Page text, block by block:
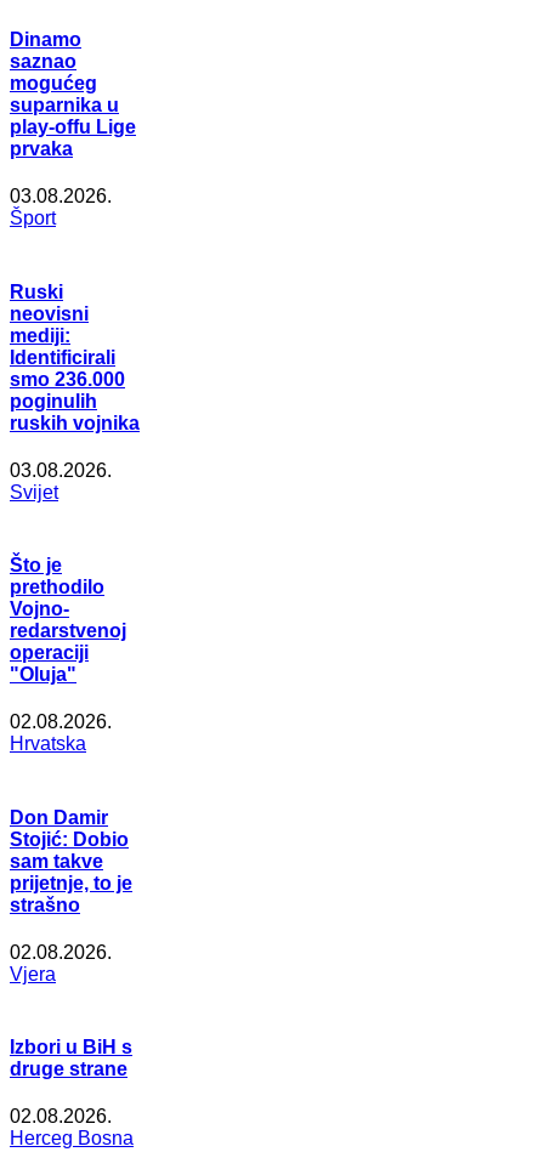
Dinamo
saznao
mogućeg
suparnika u
play-offu Lige
prvaka
03.08.2026.
Šport
Ruski
neovisni
mediji:
Identificirali
smo 236.000
poginulih
ruskih vojnika
03.08.2026.
Svijet
Što je
prethodilo
Vojno-
redarstvenoj
operaciji
"Oluja"
02.08.2026.
Hrvatska
Don Damir
Stojić: Dobio
sam takve
prijetnje, to je
strašno
02.08.2026.
Vjera
Izbori u BiH s
druge strane
02.08.2026.
Herceg Bosna